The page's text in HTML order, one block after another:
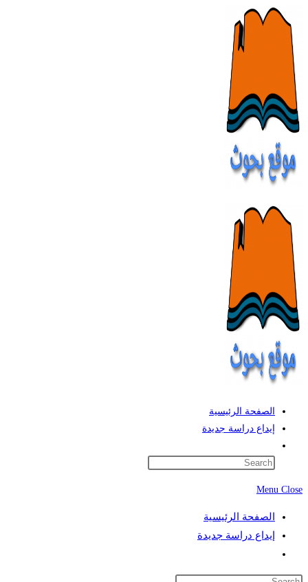
content
الصفحة الرئيسية
إيداع دراسة جديدة
website
Menu Close
الصفحة الرئيسية
إيداع دراسة جديدة